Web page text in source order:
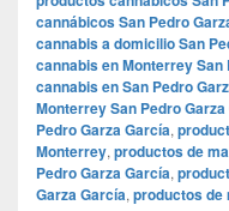
cannábicos San Pedro
cannabis a domicilio San
cannabis en Monterrey San
cannabis en San Pedro
Monterrey San Pedro
Pedro Garza García,
Monterrey, productos de
Pedro Garza García,
Garza García, productos de